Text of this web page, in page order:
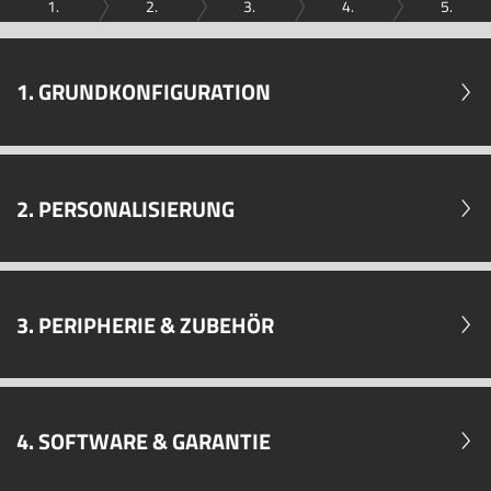
1. 2. 3. 4. 5.
1. GRUNDKONFIGURATION
2. PERSONALISIERUNG
3. PERIPHERIE & ZUBEHÖR
4. SOFTWARE & GARANTIE